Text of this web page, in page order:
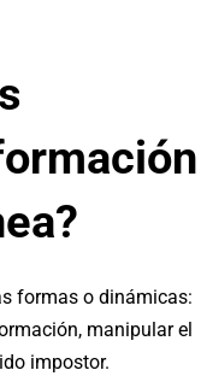
formas o dinámicas:
manipular el
impostor.